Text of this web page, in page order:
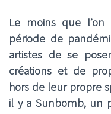
Le moins que l’on
période de
artistes de se
créations et de
hors de leur propre
il y a Sunbomb, un